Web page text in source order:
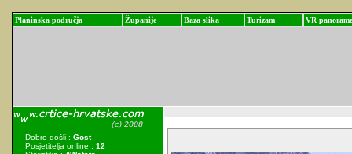
Planinska područja Županije Baza slika Turizam VR panorame
Dobro došli : Gost
Posjetitelja online : 12